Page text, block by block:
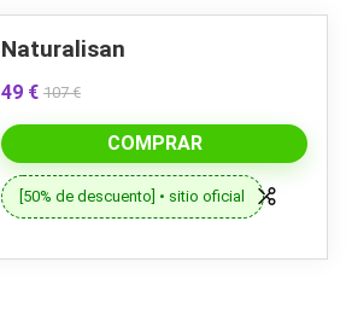
Naturalisan
49 € 107 €
COMPRAR
[50% de descuento] • sitio oficial